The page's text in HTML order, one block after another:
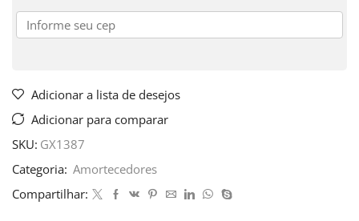
Adicionar a lista de desejos
Adicionar para comparar
SKU: GX1387
Categoria: Amortecedores
Compartilhar: